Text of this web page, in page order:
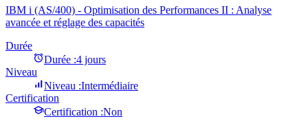
IBM i (AS/400) - Optimisation des Performances II : Analyse
avancée et réglage des capacités
Durée
Durée :4 jours
Niveau
Niveau :Intermédiaire
Certification
Certification :Non